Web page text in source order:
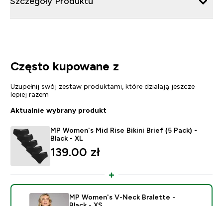
Często kupowane z
Uzupełnij swój zestaw produktami, które działają jeszcze
lepiej razem
Aktualnie wybrany produkt
MP Women's Mid Rise Bikini Brief (5 Pack) -
Black - XL
139.00 zł‎
MP Women's V-Neck Bralette -